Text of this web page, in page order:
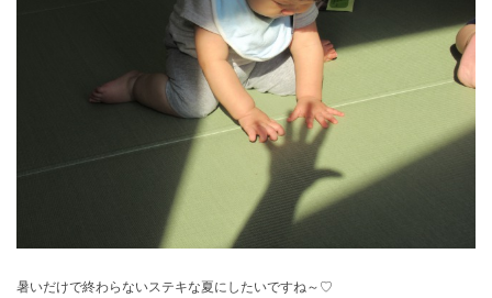
暑いだけで終わらないステキな夏にしたいですね～♡